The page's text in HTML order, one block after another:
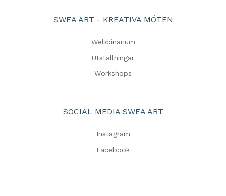
SWEA ART - KREATIVA MÖTEN
Webbinarium
Utställningar
Workshops
SOCIAL MEDIA SWEA ART
Instagram
Facebook